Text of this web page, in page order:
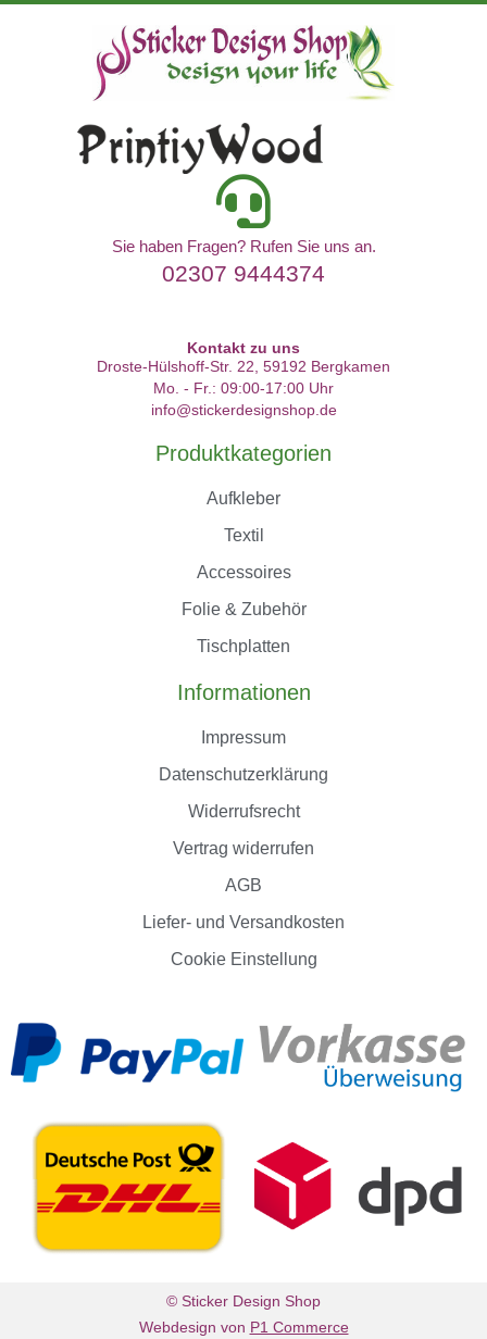
Sie haben Fragen? Rufen Sie uns an.
02307 9444374
Kontakt zu uns
Droste-Hülshoff-Str. 22, 59192 Bergkamen
Mo. - Fr.: 09:00-17:00 Uhr
info@stickerdesignshop.de
Produktkategorien
Aufkleber
Textil
Accessoires
Folie & Zubehör
Tischplatten
Informationen
Impressum
Datenschutzerklärung
Widerrufsrecht
Vertrag widerrufen
AGB
Liefer- und Versandkosten
Cookie Einstellung
© Sticker Design Shop
Webdesign von P1 Commerce